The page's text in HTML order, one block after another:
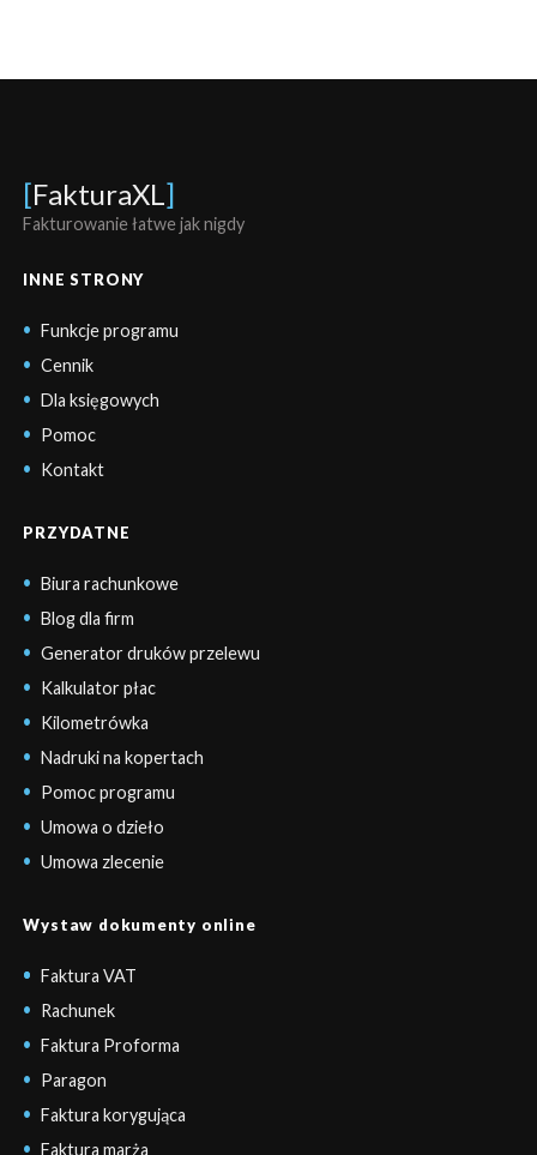
[FakturaXL]
Fakturowanie łatwe jak nigdy
INNE STRONY
Funkcje programu
Cennik
Dla księgowych
Pomoc
Kontakt
PRZYDATNE
Biura rachunkowe
Blog dla firm
Generator druków przelewu
Kalkulator płac
Kilometrówka
Nadruki na kopertach
Pomoc programu
Umowa o dzieło
Umowa zlecenie
Wystaw dokumenty online
Faktura VAT
Rachunek
Faktura Proforma
Paragon
Faktura korygująca
Faktura marża